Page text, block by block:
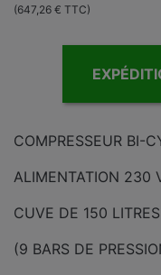
(647,26 € TTC)
COMPRESSEUR BI-
ALIMENTATION 230
CUVE DE 150 LITRES
(9 BARS DE